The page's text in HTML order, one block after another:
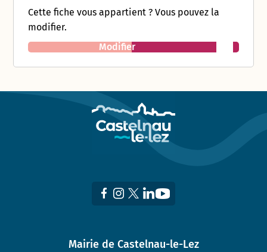
Cette fiche vous appartient ? Vous pouvez la
modifier.
Modifier
Mairie de Castelnau-le-Lez